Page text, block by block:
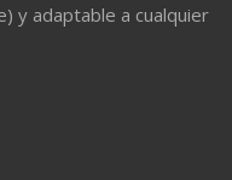
y adaptable a cualquier